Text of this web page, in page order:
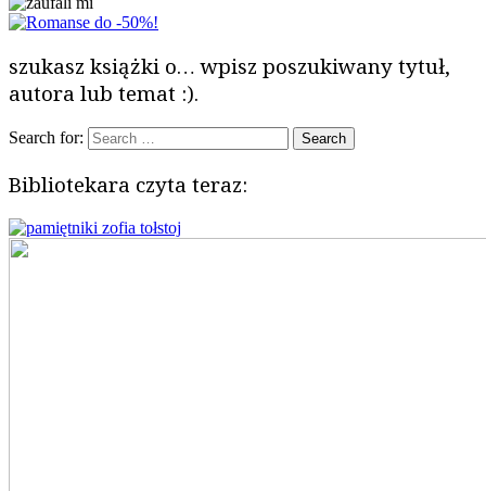
szukasz książki o… wpisz poszukiwany tytuł,
autora lub temat :).
Search for:
Bibliotekara czyta teraz: